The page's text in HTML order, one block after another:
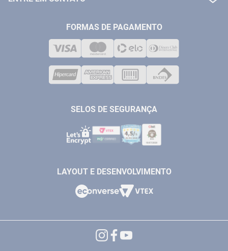
COMPRESSORES
VENDAS ONLINE@ANTFERRAMENTAS.COM.BR
SAC@ANTFERRAMENTAS.COM.BR
FORMAS DE PAGAMENTO
SELOS DE SEGURANÇA
LAYOUT E DESENVOLVIMENTO